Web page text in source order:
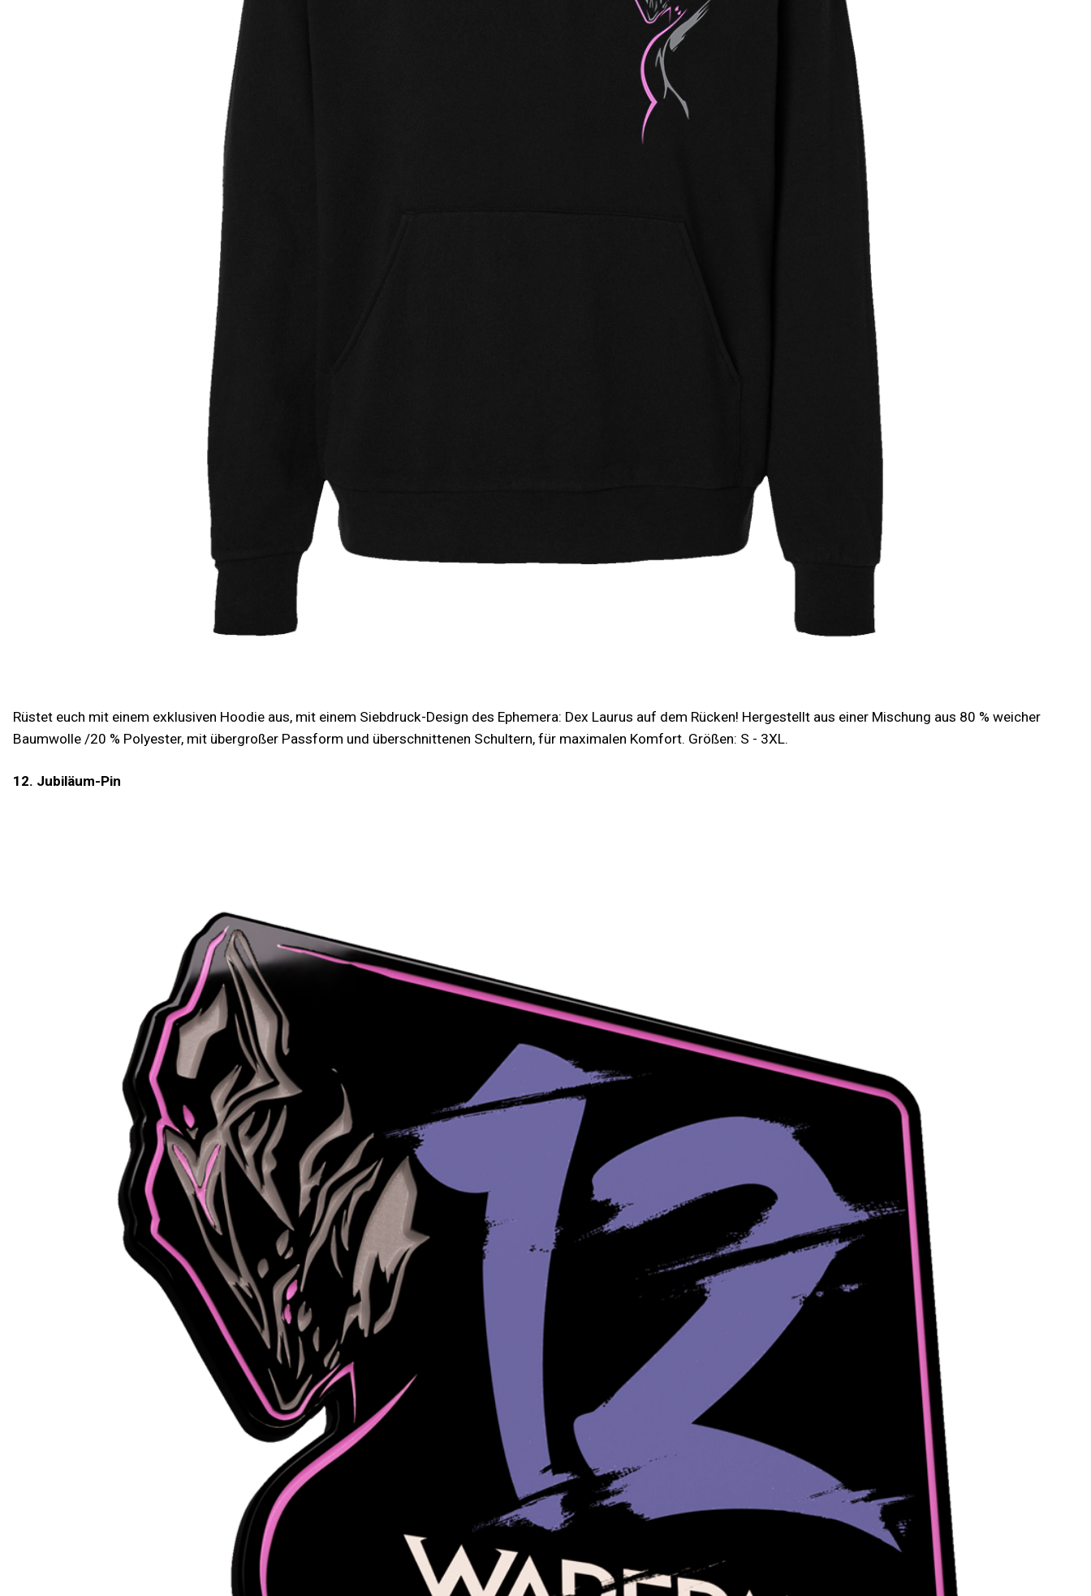
Rüstet euch mit einem exklusiven Hoodie aus, mit einem Siebdruck-Design des Ephemera: Dex Laurus auf dem Rücken! Hergestellt aus einer Mischung aus 80 % weicher
Baumwolle /20 % Polyester, mit übergroßer Passform und überschnittenen Schultern, für maximalen Komfort. Größen: S - 3XL.
12. Jubiläum-Pin